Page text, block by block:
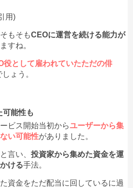
用)
もそもCEOに運営を続ける能力が
すね。
役として雇われていたただの俳
ょう。
可能性も
ビス開始当初からユーザーから集
い可能性がありました。
言い、投資家から集めた資金を運
ける手法。
資金をただ配当に回しているに過